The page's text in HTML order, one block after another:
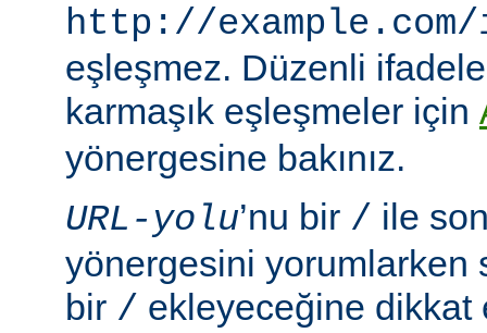
http://
eşleşmez. Düzenli
karmaşık eşleşmeler için
yönergesine bakınız.
URL-yolu’nu bir / ile
yönergesini yorumlarken
bir / ekleyeceğine dikkat